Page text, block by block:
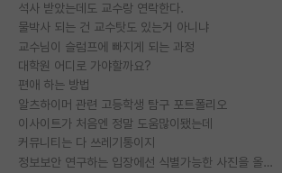
석사 받았는데도 교수랑 연락한다.
물박사 되는 건 교수탓도 있는거 아니냐
교수님이 슬럼프에 빠지게 되는 과정
대학원 어디로 가야할까요?
편애 하는 방법
알츠하이머 관련 고등학생 탐구 포트폴리오
이사이트가 처음엔 정말 도움많이됐는데
커뮤니티는 다 쓰레기통이지
정보보안 연구하는 입장에선 식별가능한 사진을 올리는건 비추이긴함